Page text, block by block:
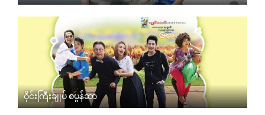
ဝိုင်းကြီးချုပ် စပွန်ဆာ